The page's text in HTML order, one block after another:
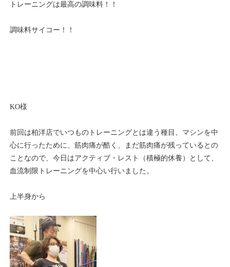
トレーニングは最高の調味料！！
調味料サイコー！！
KO様
前回は柏洋店でいつものトレーニングとは違う種目、マシンを中
心に行ったために、筋肉痛が酷く、まだ筋肉痛が残っているとの
ことなので、今日はアクティブ・レスト（積極的休養）として、
血流制限トレーニングを中心い行いました。
上半身から